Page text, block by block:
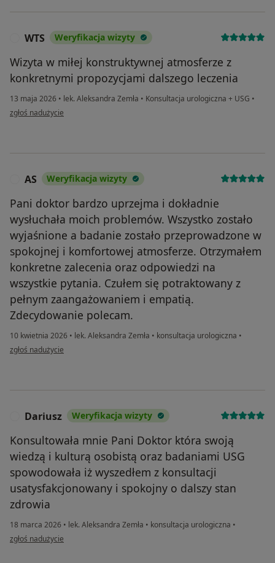
WTS Weryfikacja wizyty
Wizyta w miłej konstruktywnej atmosferze z
konkretnymi propozycjami dalszego leczenia
13 maja 2026 • lek. Aleksandra Zemła • Konsultacja urologiczna + USG •
w opinii użytkownika WTS
zgłoś nadużycie
AS Weryfikacja wizyty
Pani doktor bardzo uprzejma i dokładnie
wysłuchała moich problemów. Wszystko zostało
wyjaśnione a badanie zostało przeprowadzone w
spokojnej i komfortowej atmosferze. Otrzymałem
konkretne zalecenia oraz odpowiedzi na
wszystkie pytania. Czułem się potraktowany z
pełnym zaangażowaniem i empatią.
Zdecydowanie polecam.
10 kwietnia 2026 • lek. Aleksandra Zemła • konsultacja urologiczna •
w opinii użytkownika AS
zgłoś nadużycie
Dariusz Weryfikacja wizyty
Konsultowała mnie Pani Doktor która swoją
wiedzą i kulturą osobistą oraz badaniami USG
spowodowała iż wyszedłem z konsultacji
usatysfakcjonowany i spokojny o dalszy stan
zdrowia
18 marca 2026 • lek. Aleksandra Zemła • konsultacja urologiczna •
w opinii użytkownika Dariusz
zgłoś nadużycie